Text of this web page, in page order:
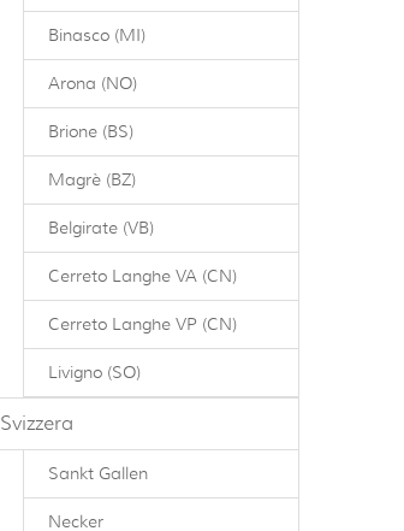
Binasco (MI)
Arona (NO)
Brione (BS)
Magrè (BZ)
Belgirate (VB)
Cerreto Langhe VA (CN)
Cerreto Langhe VP (CN)
Livigno (SO)
Svizzera
Sankt Gallen
Necker